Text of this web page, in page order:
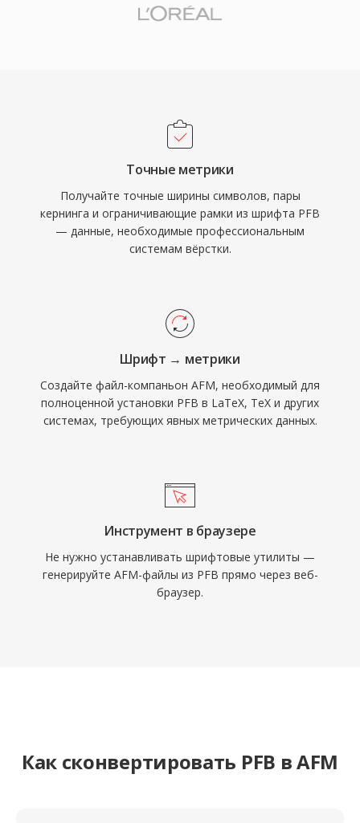
Точные метрики
Получайте точные ширины символов, пары
кернинга и ограничивающие рамки из шрифта PFB
— данные, необходимые профессиональным
системам вёрстки.
Шрифт → метрики
Создайте файл-компаньон AFM, необходимый для
полноценной установки PFB в LaTeX, TeX и других
системах, требующих явных метрических данных.
Инструмент в браузере
Не нужно устанавливать шрифтовые утилиты —
генерируйте AFM-файлы из PFB прямо через веб-
браузер.
Как сконвертировать PFB в AFM